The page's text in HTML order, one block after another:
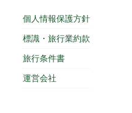
個人情報保護方針
標識・旅行業約款
旅行条件書
運営会社